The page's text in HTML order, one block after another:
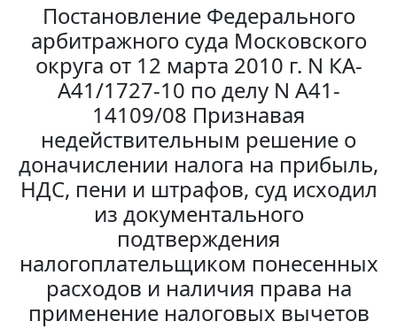
Постановление Федерального
арбитражного суда Московского
округа от 12 марта 2010 г. N КА-
А41/1727-10 по делу N А41-
14109/08 Признавая
недействительным решение о
доначислении налога на прибыль,
НДС, пени и штрафов, суд исходил
из документального
подтверждения
налогоплательщиком понесенных
расходов и наличия права на
применение налоговых вычетов